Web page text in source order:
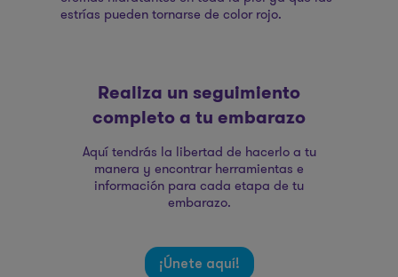
estrías pueden tornarse de color rojo.
Realiza un seguimiento
completo a tu embarazo
Aquí tendrás la libertad de hacerlo a tu
manera y encontrar herramientas e
información para cada etapa de tu
embarazo.
¡Únete aquí!